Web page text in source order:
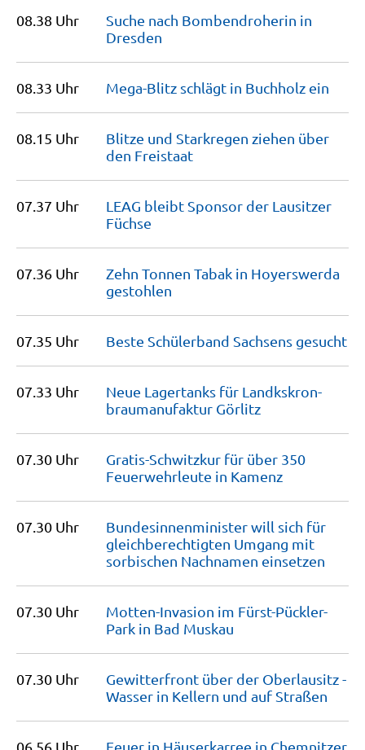
08.38 Uhr
Suche nach Bombendroherin in
Dresden
08.33 Uhr Mega-Blitz schlägt in Buchholz ein
08.15 Uhr
Blitze und Starkregen ziehen über
den Freistaat
07.37 Uhr
LEAG bleibt Sponsor der Lausitzer
Füchse
07.36 Uhr
Zehn Tonnen Tabak in Hoyerswerda
gestohlen
07.35 Uhr Beste Schülerband Sachsens gesucht
07.33 Uhr
Neue Lagertanks für Landkskron­
brauma­nufaktur Görlitz
07.30 Uhr
Gratis-Schwitzkur für über 350
Feuerwehrleute in Kamenz
07.30 Uhr
Bundesin­nen­minister will sich für
gleichbe­rechtigten Umgang mit
sorbischen Nachnamen einsetzen
07.30 Uhr
Motten-Invasion im Fürst-Pückler-
Park in Bad Muskau
07.30 Uhr
Gewitterfront über der Oberlausitz -
Wasser in Kellern und auf Straßen
06.56 Uhr Feuer in Häuserkarree in Chemnitzer